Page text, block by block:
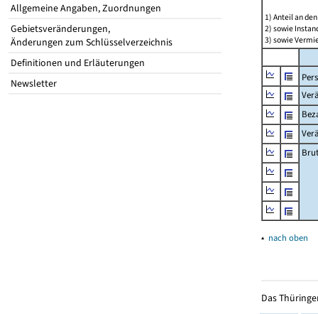
Allgemeine Angaben, Zuordnungen
Gebietsveränderungen,
Änderungen zum Schlüsselverzeichnis
Definitionen und Erläuterungen
Newsletter
1) Anteil an
2) sowie
3) sowie
▴ nach oben
Das